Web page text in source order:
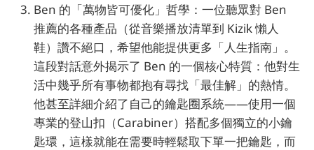
Ben 的「萬物皆可優化」哲學：一位聽眾對 Ben
推薦的各種產品（從音樂播放清單到 Kizik 懶人
鞋）讚不絕口，希望他能提供更多「人生指南」。
這段對話意外揭示了 Ben 的一個核心特質：他對生
活中幾乎所有事物都抱有尋找「最佳解」的熱情。
他甚至詳細介紹了自己的鑰匙圈系統——使用一個
專業的登山扣（Carabiner）搭配多個獨立的小鑰
匙環，這樣就能在需要時輕鬆取下單一把鑰匙，而